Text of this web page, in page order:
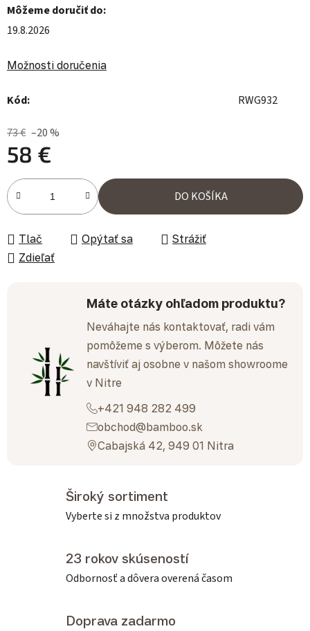
Môžeme doručiť do:
19.8.2026
Možnosti doručenia
Kód: RWG932
73 € –20 %
58 €
Jednotková cena:
DO KOŠÍKA
Tlač Opýtať sa
Strážiť
Zdieľať
Máte otázky ohľadom produktu?
Neváhajte nás kontaktovať, radi vám
pomôžeme s výberom. Môžete nás
navštíviť aj osobne v našom showroome
v Nitre
+421 948 282 499
obchod@bamboo.sk
Cabajská 42, 949 01 Nitra
Široký sortiment
Vyberte si z množstva produktov
23 rokov skúseností
Odbornosť a dôvera overená časom
Doprava zadarmo